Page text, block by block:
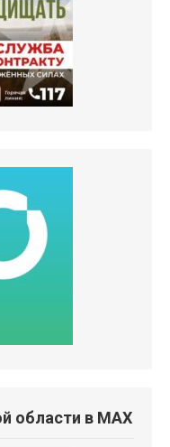
области в MAX